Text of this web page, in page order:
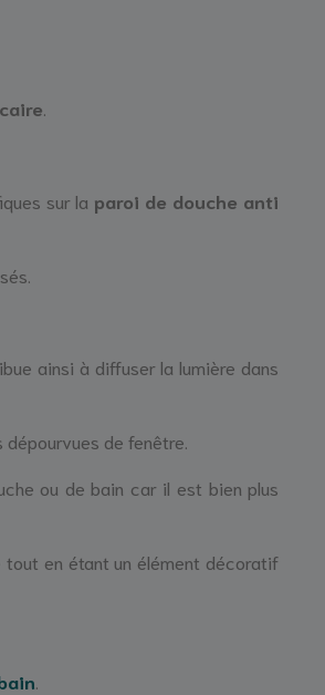
sur la paroi de douche anti
ainsi à diffuser la lumière dans
de fenêtre.
ou de bain car il est bien plus
en étant un élément décoratif